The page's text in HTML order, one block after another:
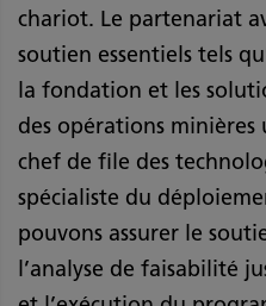
chariot. Le partenariat
soutien essentiels tels
la fondation et les
des opérations minières
chef de file des
spécialiste du
pouvons assurer le
l’analyse de faisabilité